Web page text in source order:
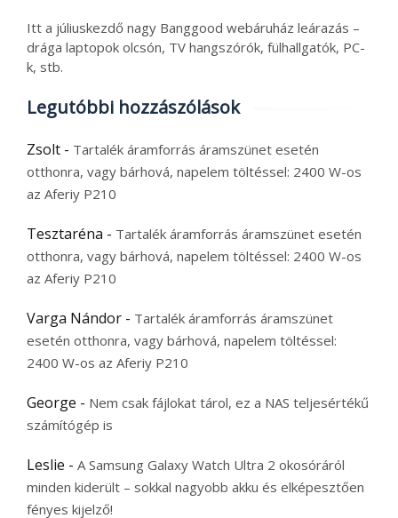
Itt a júliuskezdő nagy Banggood webáruház leárazás –
drága laptopok olcsón, TV hangszórók, fülhallgatók, PC-
k, stb.
Legutóbbi hozzászólások
Zsolt - Tartalék áramforrás áramszünet esetén
otthonra, vagy bárhová, napelem töltéssel: 2400 W-os
az Aferiy P210
Tesztaréna - Tartalék áramforrás áramszünet esetén
otthonra, vagy bárhová, napelem töltéssel: 2400 W-os
az Aferiy P210
Varga Nándor - Tartalék áramforrás áramszünet
esetén otthonra, vagy bárhová, napelem töltéssel:
2400 W-os az Aferiy P210
George - Nem csak fájlokat tárol, ez a NAS teljesértékű
számítógép is
Leslie - A Samsung Galaxy Watch Ultra 2 okosóráról
minden kiderült – sokkal nagyobb akku és elképesztően
fényes kijelző!